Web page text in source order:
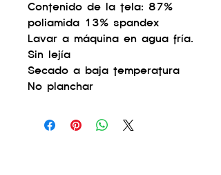
Contenido de la tela: 87%
poliamida 13% spandex
Lavar a máquina en agua fría.
Sin lejía
Secado a baja temperatura
No planchar